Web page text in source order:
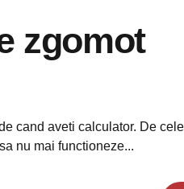
zgomot
cand aveti calculator. De
nu mai functioneze...